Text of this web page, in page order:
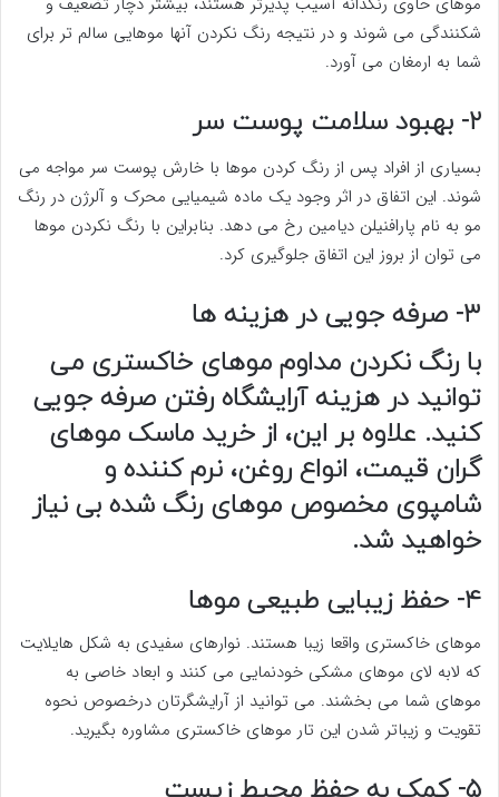
شکنندگی می شوند و در نتیجه رنگ نکردن آنها موهایی سالم تر برای
شما به ارمغان می آورد.
۲- بهبود سلامت پوست سر
بسیاری از افراد پس از رنگ کردن موها با خارش پوست سر مواجه می
شوند. این اتفاق در اثر وجود یک ماده شیمیایی محرک و آلرژن در رنگ
مو به نام پارافنیلن دیامین رخ می دهد. بنابراین با رنگ نکردن موها
می توان از بروز این اتفاق جلوگیری کرد.
۳- صرفه جویی در هزینه ها
با رنگ نکردن مداوم موهای خاکستری می
توانید در هزینه آرایشگاه رفتن صرفه جویی
کنید. علاوه بر این، از خرید ماسک موهای
گران قیمت، انواع روغن، نرم کننده و
شامپوی مخصوص موهای رنگ شده بی نیاز
خواهید شد.
۴- حفظ زیبایی طبیعی موها
موهای خاکستری واقعا زیبا هستند. نوارهای سفیدی به شکل هایلایت
که لابه لای موهای مشکی خودنمایی می کنند و ابعاد خاصی به
موهای شما می بخشند. می توانید از آرایشگرتان درخصوص نحوه
تقویت و زیباتر شدن این تار موهای خاکستری مشاوره بگیرید.
۵- کمک به حفظ محیط زیست